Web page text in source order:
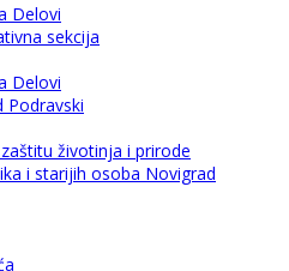
Delovi
sekcija
Delovi
Podravski
životinja i prirode
i starijih osoba Novigrad